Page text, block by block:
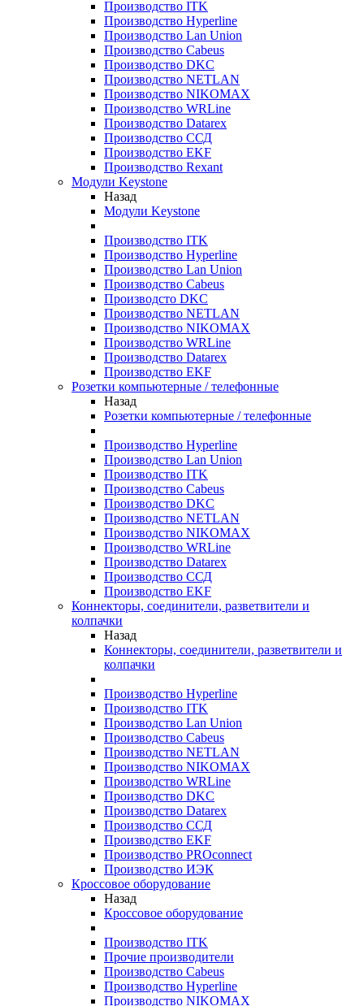
Производство ITK
Производство Hyperline
Производство Lan Union
Производство Cabeus
Производство DKC
Производство NETLAN
Производство NIKOMAX
Производство WRLine
Производство Datarex
Производство ССД
Производство EKF
Производство Rexant
Модули Keystone
Назад
Модули Keystone
Производство ITK
Производство Hyperline
Производство Lan Union
Производство Cabeus
Производсто DKC
Производство NETLAN
Производство NIKOMAX
Производство WRLine
Производство Datarex
Производство EKF
Розетки компьютерные / телефонные
Назад
Розетки компьютерные / телефонные
Производство Hyperline
Производство Lan Union
Производство ITK
Производство Cabeus
Производство DKC
Производство NETLAN
Производство NIKOMAX
Производство WRLine
Производство Datarex
Производство ССД
Производство EKF
Коннекторы, соединители, разветвители и
колпачки
Назад
Коннекторы, соединители, разветвители и
колпачки
Производство Hyperline
Производство ITK
Производство Lan Union
Производство Cabeus
Производство NETLAN
Производство NIKOMAX
Производство WRLine
Производство DKC
Производство Datarex
Производство ССД
Производство EKF
Производство PROconnect
Производство ИЭК
Кроссовое оборудование
Назад
Кроссовое оборудование
Производство ITK
Прочие производители
Производство Cabeus
Производство Hyperline
Производство NIKOMAX